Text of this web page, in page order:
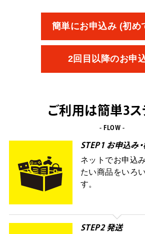
簡単にお申込み (初め
2回目以降のお申
ご利用は簡単3ス
- FLOW -
STEP1 お申込み
ネットでお申込
たい商品をいろ
す。
STEP2 発送